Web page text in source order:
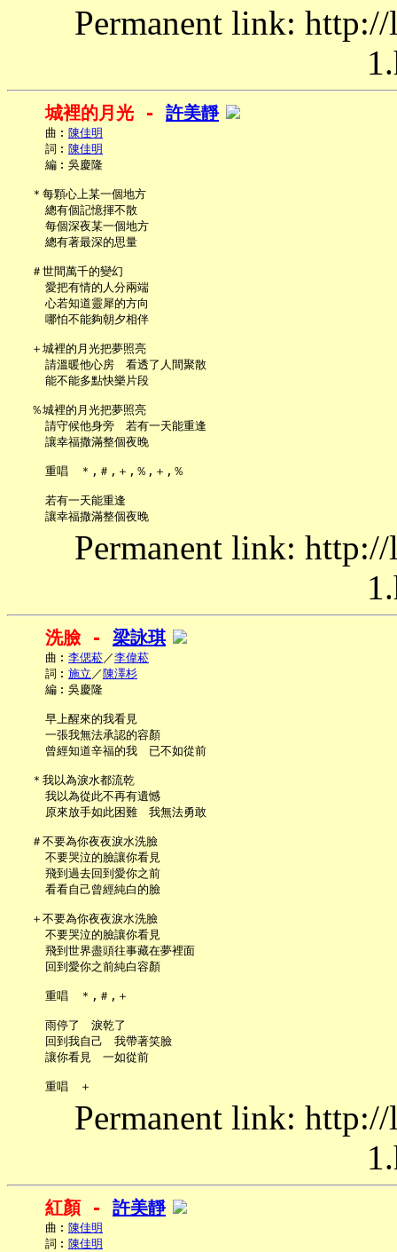
Permanent link:
城裡的月光 - 許美靜
     曲︰
陳佳明
     詞︰
陳佳明
     編︰吳慶隆
   ＊每顆心上某一個地方
     總有個記憶揮不散
     每個深夜某一個地方
     總有著最深的思量
   ＃世間萬千的變幻
     愛把有情的人分兩端
     心若知道靈犀的方向
     哪怕不能夠朝夕相伴
   ＋城裡的月光把夢照亮
     請溫暖他心房　看透了人間聚散
     能不能多點快樂片段
   ％城裡的月光把夢照亮
     請守候他身旁　若有一天能重逢
     讓幸福撒滿整個夜晚
     重唱　＊,＃,＋,％,＋,％
     若有一天能重逢
Permanent link:
洗臉 - 梁詠琪
     曲︰
李偲菘／李偉菘
     詞︰
施立 ／ 陳澤杉
     編︰吳慶隆
     早上醒來的我看見
     一張我無法承認的容顏
     曾經知道辛福的我　已不如從前
   ＊我以為淚水都流乾
     我以為從此不再有遺憾
     原來放手如此困難　我無法勇敢
   ＃不要為你夜夜淚水洗臉
     不要哭泣的臉讓你看見
     飛到過去回到愛你之前
     看看自己曾經純白的臉
   ＋不要為你夜夜淚水洗臉
     不要哭泣的臉讓你看見
     飛到世界盡頭往事藏在夢裡面
     回到愛你之前純白容顏
     重唱　＊,＃,＋
     雨停了　淚乾了
     回到我自己　我帶著笑臉
     讓你看見　一如從前
Permanent link:
紅顏 - 許美靜
     曲︰
陳佳明
     詞︰
陳佳明